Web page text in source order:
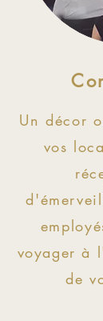
Un décor
vos
voyager à
de